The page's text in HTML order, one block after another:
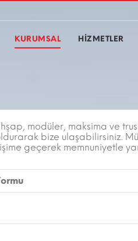
KURUMSAL HİZMETLER
modüler, maksima ve
bize ulaşabilirsiniz.
geçerek memnuniyetle